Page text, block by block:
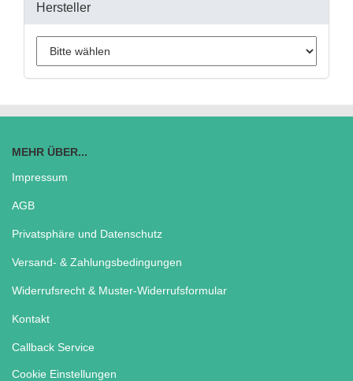
Hersteller
MEHR ÜBER...
Impressum
AGB
Privatsphäre und Datenschutz
Versand- & Zahlungsbedingungen
Widerrufsrecht & Muster-Widerrufsformular
Kontakt
Callback Service
Cookie Einstellungen